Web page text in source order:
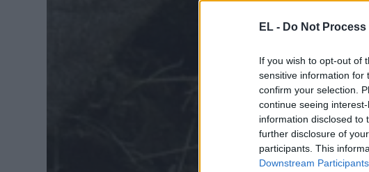
EL - Do Not
If you wish to opt-out of
sensitive information for
confirm your selection.
continue seeing
information disclosed to
further disclosure of
participants. This
Downstream Participants